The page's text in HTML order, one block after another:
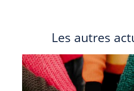
Les autres